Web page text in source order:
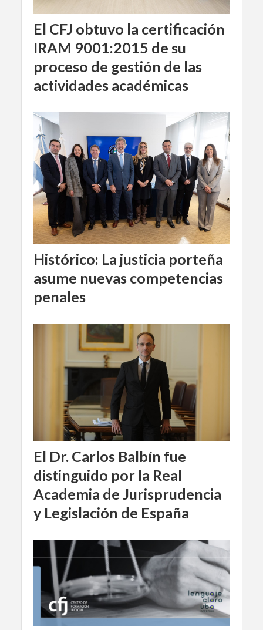
El CFJ obtuvo la certificación
IRAM 9001:2015 de su
proceso de gestión de las
actividades académicas
Histórico: La justicia porteña
asume nuevas competencias
penales
El Dr. Carlos Balbín fue
distinguido por la Real
Academia de Jurisprudencia
y Legislación de España